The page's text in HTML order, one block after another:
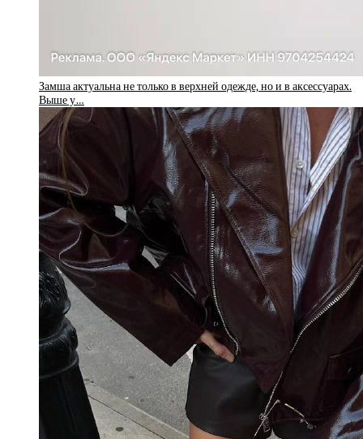
Замша актуальна не только в верхней одежде, но и в аксессуарах.
Выше у…